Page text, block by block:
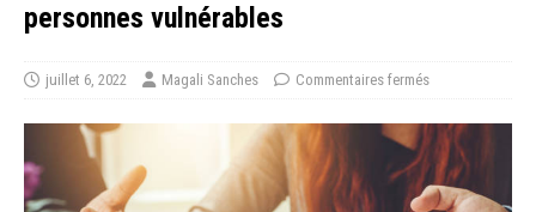
personnes vulnérables
juillet 6, 2022 Magali Sanches Commentaires fermés